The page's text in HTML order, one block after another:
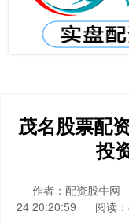
茂名股票配
投
作者：配资股牛网
24 20:20:59
阅读